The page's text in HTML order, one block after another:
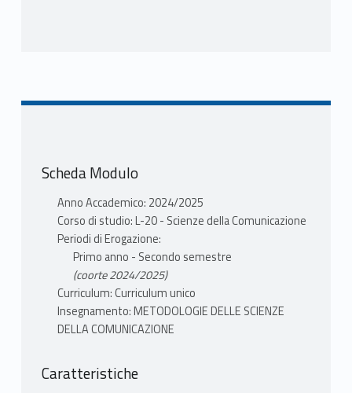
quantitativi.
indicate le principali tappe e strategie della
ricerca nel campo delle scienze della
comunicazione, con particolare riguardo ai
metodi qualitativi e creativi per la ricerca
sociale.
TESTI ADOTTATI
- Wendy Griswold (2009), Un framework
Scheda Modulo
Anno Accademico: 2024/2025
Corso di studio: L-20 - Scienze della Comunicazione
Periodi di Erogazione:
Primo anno - Secondo semestre
(coorte 2024/2025)
Curriculum: Curriculum unico
Insegnamento: METODOLOGIE DELLE SCIENZE
DELLA COMUNICAZIONE
Caratteristiche